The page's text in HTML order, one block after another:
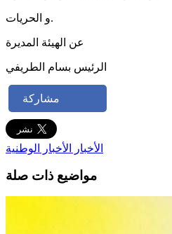
و الحريات.
عن الهيئة المديرة
الرئيس بسام الطريفي
مشاركة
الأخبار الأخبار الوطنية
مواضيع ذات صلة